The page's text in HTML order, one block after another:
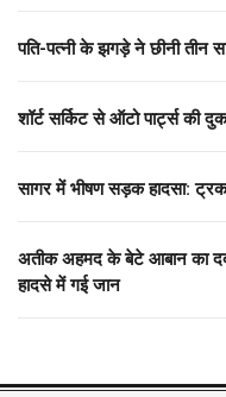
पति-पत्नी के झगड़े ने छीनी तीन
शॉर्ट सर्किट से ऑटो पार्ट्स की
सागर में भीषण सड़क हादसा: ट्रक
अतीक अहमद के बेटे आबान का
हादसे में गई जान